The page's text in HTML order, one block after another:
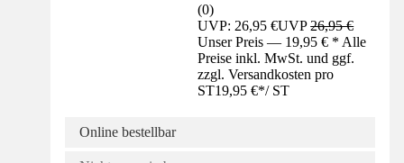
(0)
UVP: 26,95 €UVP26,95 €
Unser Preis — 19,95 € * Alle
Preise inkl. MwSt. und ggf.
zzgl. Versandkosten pro
ST19,95 €*/ ST
Online bestellbar